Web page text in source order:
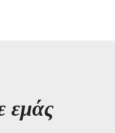
εμάς